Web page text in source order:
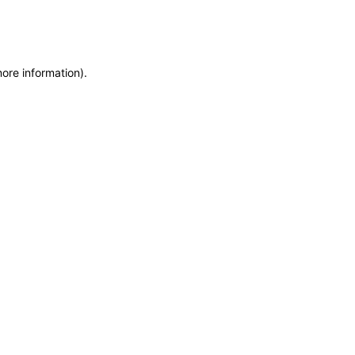
information).